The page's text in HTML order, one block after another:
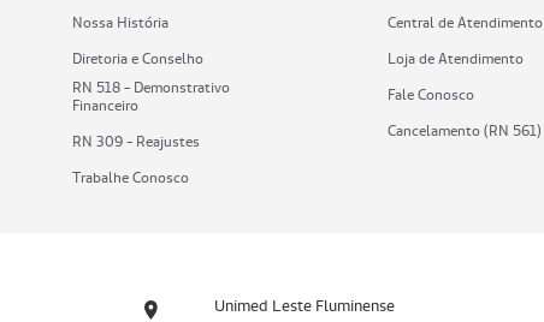
Nossa História
Diretoria e Conselho
RN 518 - Demonstrativo
Financeiro
RN 309 - Reajustes
Trabalhe Conosco
Central de Atendimento
Loja de Atendimento
Fale Conosco
Cancelamento (RN 561)
Unimed Leste Fluminense